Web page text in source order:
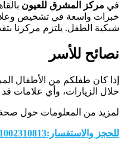
في مركز المشرق للعيون
خبرات واسعة في تشخيص وعلاج
شبكية الطفل. يلتزم مركزنا
نصائح للأسر
إذا كان طفلكم من الأطفال
خلال الزيارات، وأي علامات
لمزيد من المعلومات حول صحة
للحجز والاستفسار:01002310813